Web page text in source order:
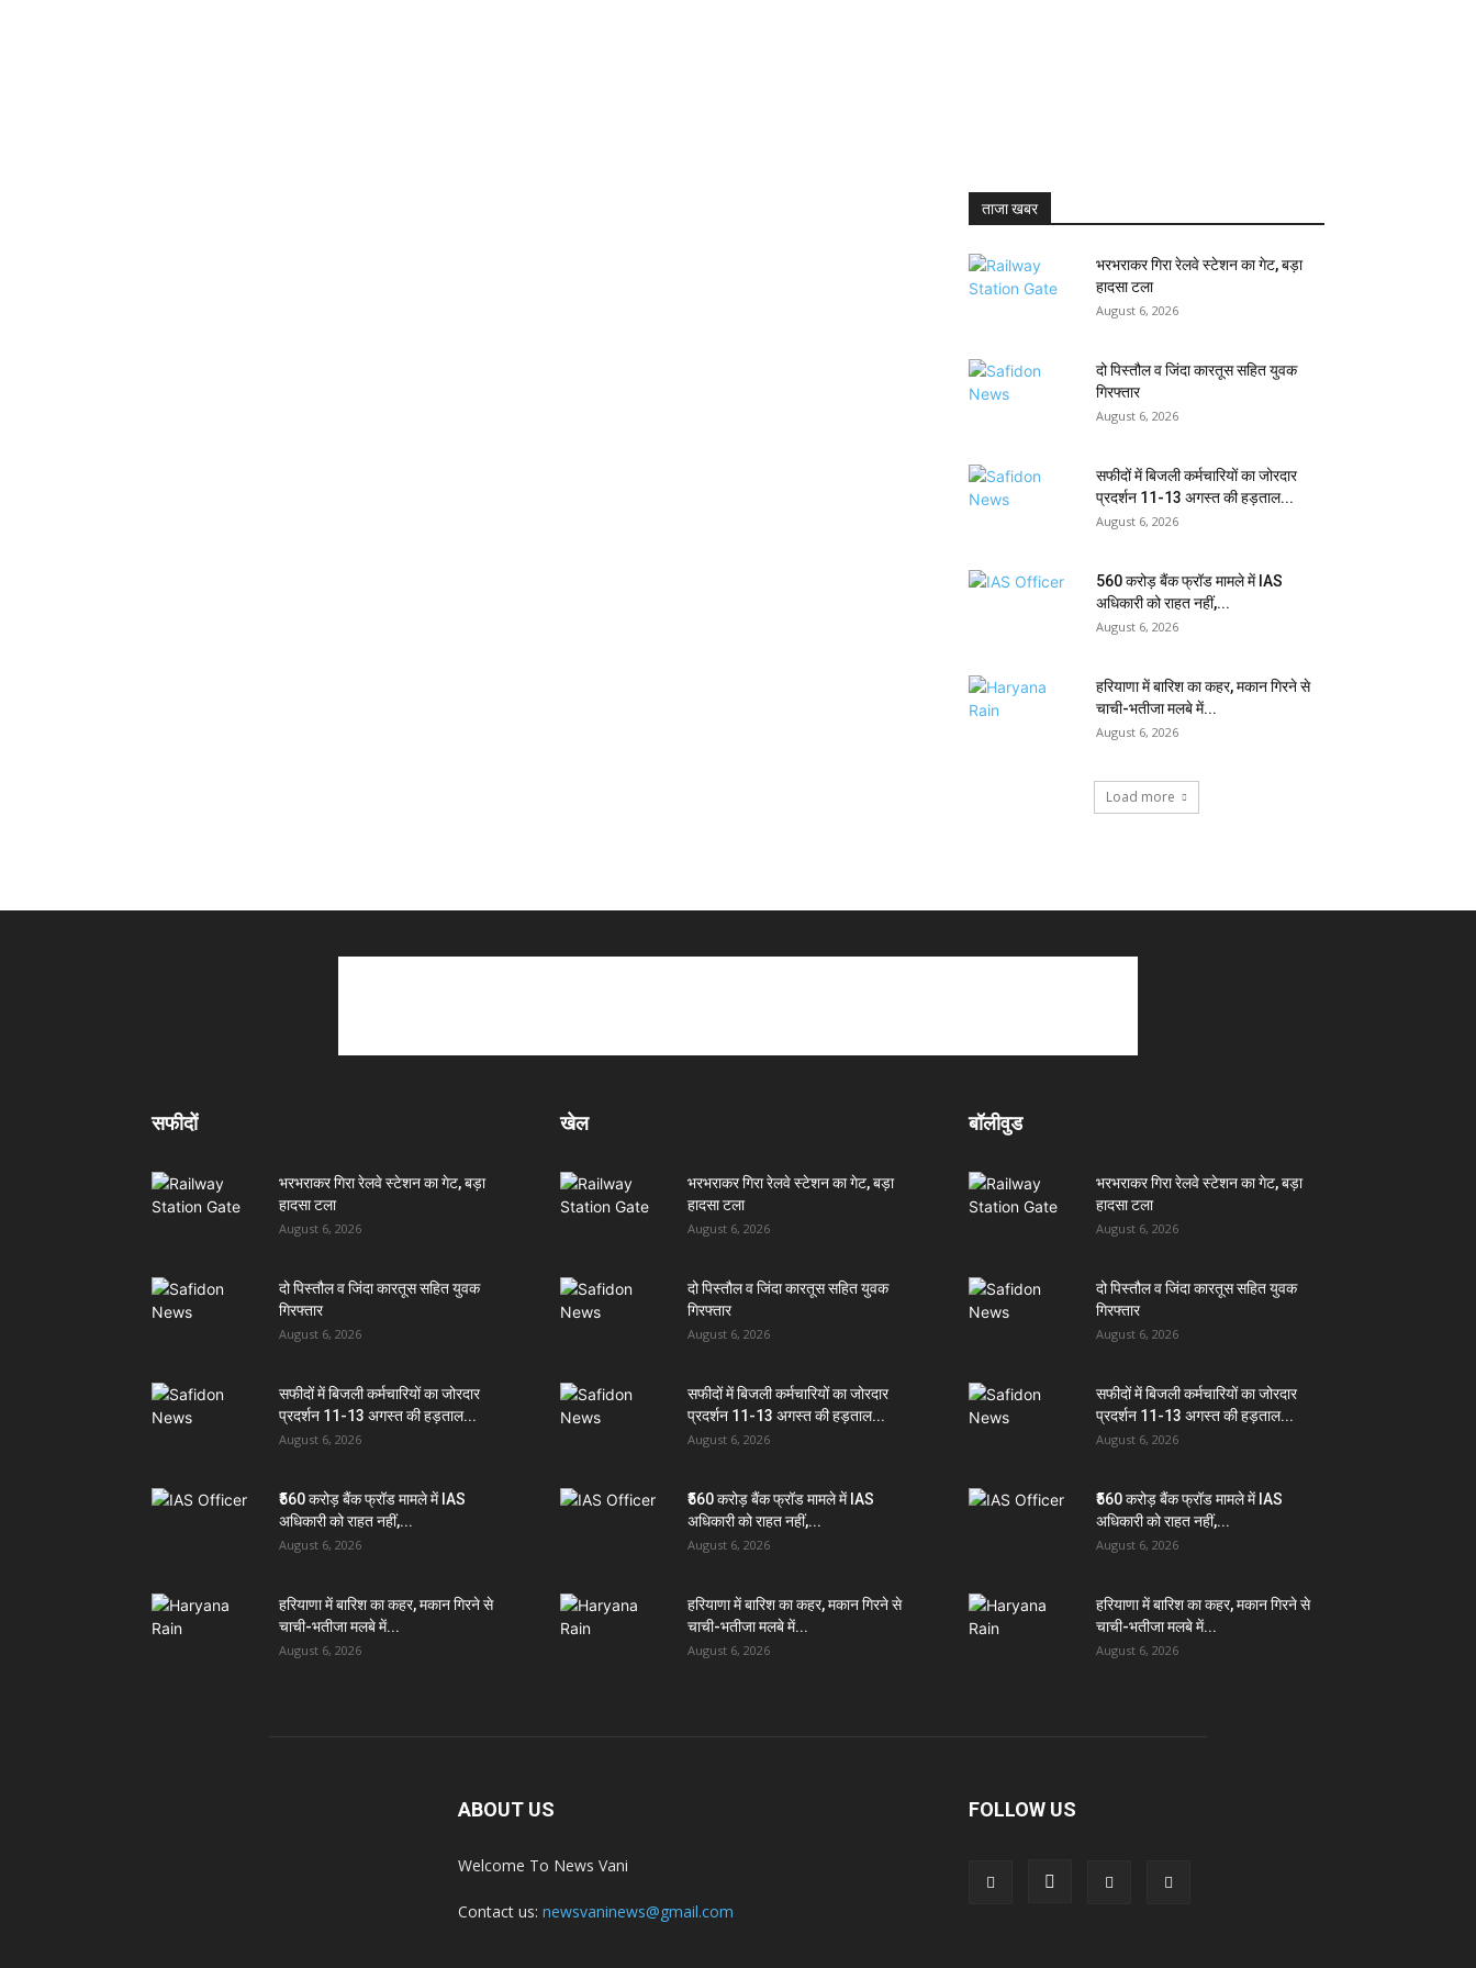
ताजा खबर
भरभराकर गिरा रेलवे स्टेशन का गेट, बड़ा
हादसा टला
August 6, 2026
दो पिस्तौल व जिंदा कारतूस सहित युवक
गिरफ्तार
August 6, 2026
सफीदों में बिजली कर्मचारियों का जोरदार
प्रदर्शन 11-13 अगस्त की हड़ताल...
August 6, 2026
₹560 करोड़ बैंक फ्रॉड मामले में IAS
अधिकारी को राहत नहीं,...
August 6, 2026
हरियाणा में बारिश का कहर, मकान गिरने से
चाची-भतीजा मलबे में...
August 6, 2026
Load more
सफीदों
भरभराकर गिरा रेलवे स्टेशन का गेट, बड़ा
हादसा टला
August 6, 2026
दो पिस्तौल व जिंदा कारतूस सहित युवक
गिरफ्तार
August 6, 2026
सफीदों में बिजली कर्मचारियों का जोरदार
प्रदर्शन 11-13 अगस्त की हड़ताल...
August 6, 2026
₹560 करोड़ बैंक फ्रॉड मामले में IAS
अधिकारी को राहत नहीं,...
August 6, 2026
हरियाणा में बारिश का कहर, मकान गिरने से
चाची-भतीजा मलबे में...
August 6, 2026
खेल
भरभराकर गिरा रेलवे स्टेशन का गेट, बड़ा
हादसा टला
August 6, 2026
दो पिस्तौल व जिंदा कारतूस सहित युवक
गिरफ्तार
August 6, 2026
सफीदों में बिजली कर्मचारियों का जोरदार
प्रदर्शन 11-13 अगस्त की हड़ताल...
August 6, 2026
₹560 करोड़ बैंक फ्रॉड मामले में IAS
अधिकारी को राहत नहीं,...
August 6, 2026
हरियाणा में बारिश का कहर, मकान गिरने से
चाची-भतीजा मलबे में...
August 6, 2026
बॉलीवुड
भरभराकर गिरा रेलवे स्टेशन का गेट, बड़ा
हादसा टला
August 6, 2026
दो पिस्तौल व जिंदा कारतूस सहित युवक
गिरफ्तार
August 6, 2026
सफीदों में बिजली कर्मचारियों का जोरदार
प्रदर्शन 11-13 अगस्त की हड़ताल...
August 6, 2026
₹560 करोड़ बैंक फ्रॉड मामले में IAS
अधिकारी को राहत नहीं,...
August 6, 2026
हरियाणा में बारिश का कहर, मकान गिरने से
चाची-भतीजा मलबे में...
August 6, 2026
ABOUT US
Welcome To News Vani
Contact us: newsvaninews@gmail.com
FOLLOW US